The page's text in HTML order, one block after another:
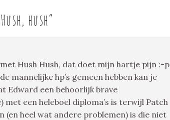
hush”
Hush Hush, dat doet mijn hartje pijn :-p
mannelijke hp’s gemeen hebben kan je
Edward een behoorlijk brave
een heleboel diploma’s is terwijl Patch
(en heel wat andere problemen) is die niet